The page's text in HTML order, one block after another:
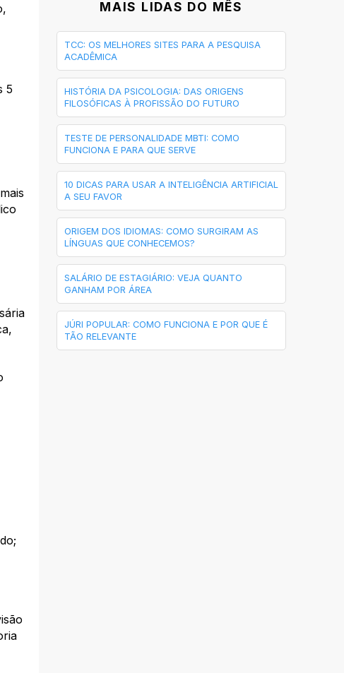
5
MAIS LIDAS DO MÊS
TCC: OS MELHORES SITES PARA A PESQUISA
ACADÊMICA
HISTÓRIA DA PSICOLOGIA: DAS ORIGENS
FILOSÓFICAS À PROFISSÃO DO FUTURO
TESTE DE PERSONALIDADE MBTI: COMO
FUNCIONA E PARA QUE SERVE
10 DICAS PARA USAR A INTELIGÊNCIA ARTIFICIAL
A SEU FAVOR
ORIGEM DOS IDIOMAS: COMO SURGIRAM AS
LÍNGUAS QUE CONHECEMOS?
SALÁRIO DE ESTAGIÁRIO: VEJA QUANTO
GANHAM POR ÁREA
JÚRI POPULAR: COMO FUNCIONA E POR QUE É
TÃO RELEVANTE